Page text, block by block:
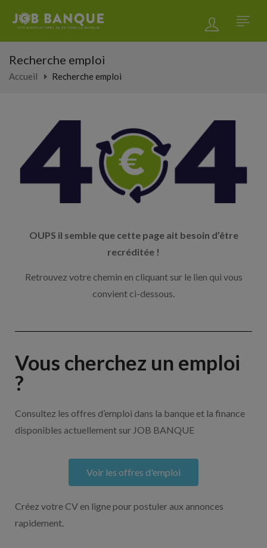
Recherche emploi
Accueil Recherche emploi
OUPS il semble que cette page ait besoin d’être
recréditée !
Retrouvez votre chemin en cliquant sur le lien qui vous
convient ci-dessous.
Vous cherchez un emploi
?
Consultez les offres d’emploi dans la banque et la finance
disponibles actuellement sur JOB BANQUE
Voir les offres d'emploi
Créez votre CV en ligne pour postuler aux annonces
rapidement.